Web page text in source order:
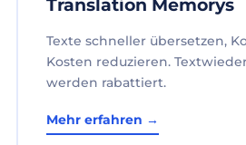
Translation Memorys
Texte schneller übersetzen,
Kosten reduzieren.
werden rabattiert.
Mehr erfahren →